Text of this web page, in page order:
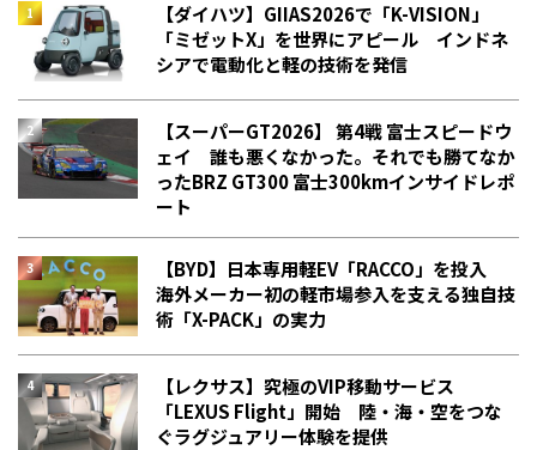
【ダイハツ】GIIAS2026で「K-VISION」
「ミゼットX」を世界にアピール インドネ
シアで電動化と軽の技術を発信
【スーパーGT2026】 第4戦 富士スピードウ
ェイ 誰も悪くなかった。それでも勝てなか
った――BRZ GT300 富士300kmインサイドレポ
ート
【BYD】日本専用軽EV「RACCO」を投入
海外メーカー初の軽市場参入を支える独自技
術「X-PACK」の実力
【レクサス】究極のVIP移動サービス
「LEXUS Flight」開始 陸・海・空をつな
ぐラグジュアリー体験を提供